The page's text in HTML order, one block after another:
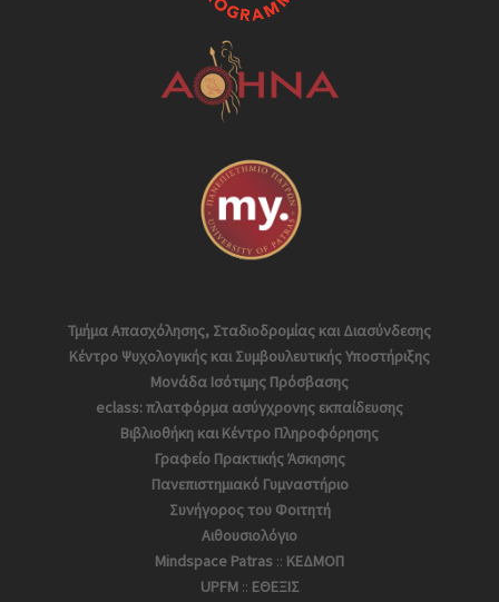
Τμήμα Απασχόλησης, Σταδιοδρομίας και Διασύνδεσης
Κέντρο Ψυχολογικής και Συμβουλευτικής Υποστήριξης
Μονάδα Ισότιμης Πρόσβασης
eclass: πλατφόρμα ασύγχρονης εκπαίδευσης
Βιβλιοθήκη και Κέντρο Πληροφόρησης
Γραφείο Πρακτικής Άσκησης
Πανεπιστημιακό Γυμναστήριο
Συνήγορος του Φοιτητή
Αιθουσιολόγιο
Mindspace Patras :: ΚΕΔΜΟΠ
UPFM:: ΕΘΕΞΙΣ